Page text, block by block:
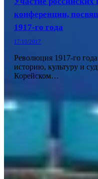
конференции,
1917-го года
17/10/2017
Революция 1917-го
историю, культуру и
Корейском…